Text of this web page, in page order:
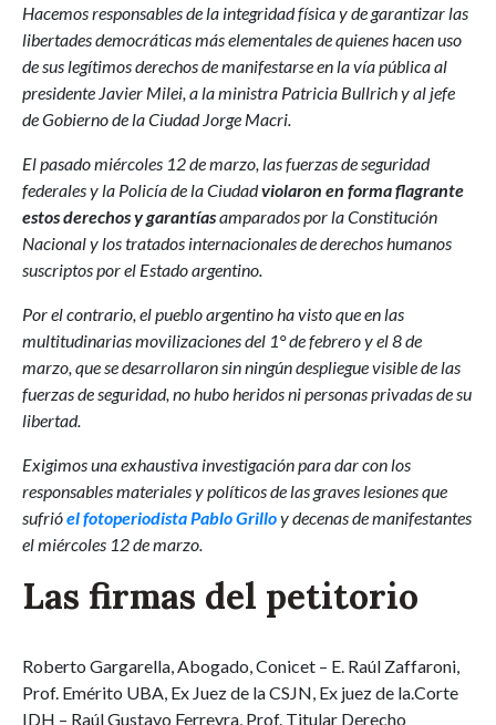
Hacemos responsables de la integridad física y de garantizar las
libertades democráticas más elementales de quienes hacen uso
de sus legítimos derechos de manifestarse en la vía pública al
presidente Javier Milei, a la ministra Patricia Bullrich y al jefe
de Gobierno de la Ciudad Jorge Macri.
El pasado miércoles 12 de marzo, las fuerzas de seguridad
federales y la Policía de la Ciudadviolaron en forma flagrante
estos derechos y garantíasamparados por la Constitución
Nacional y los tratados internacionales de derechos humanos
suscriptos por el Estado argentino.
Por el contrario, el pueblo argentino ha visto que en las
multitudinarias movilizaciones del 1° de febrero y el 8 de
marzo, que se desarrollaron sin ningún despliegue visible de las
fuerzas de seguridad, no hubo heridos ni personas privadas de su
libertad.
Exigimos una exhaustiva investigación para dar con los
responsables materiales y políticos de las graves lesiones que
sufrióel fotoperiodista Pablo Grilloy decenas de manifestantes
el miércoles 12 de marzo.
Las firmas del petitorio
Roberto Gargarella, Abogado, Conicet – E. Raúl Zaffaroni,
Prof. Emérito UBA, Ex Juez de la CSJN, Ex juez de la.Corte
IDH – Raúl Gustavo Ferreyra, Prof. Titular Derecho